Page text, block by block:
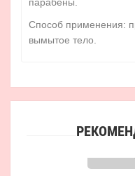
Способ применения:
вымытое тело.